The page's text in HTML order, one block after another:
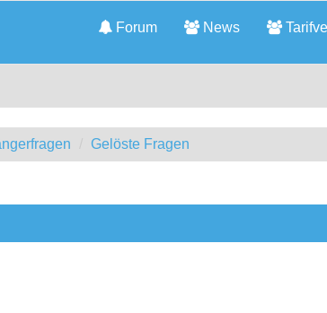
Forum News
Gelöste Fragen